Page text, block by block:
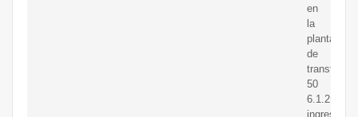
en
la
planta
de
50
6.1.2
ingresos